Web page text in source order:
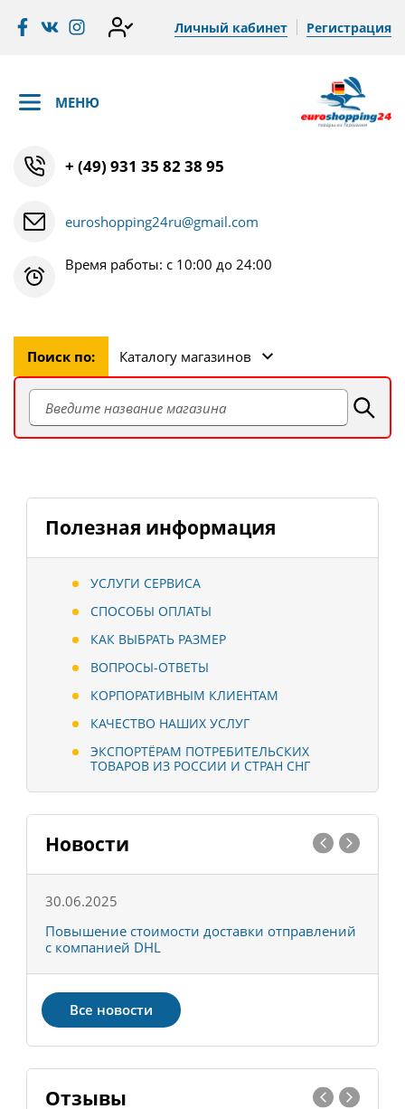
Личный кабинет Регистрация
МЕНЮ
+ (49) 931 35 82 38 95
euroshopping24ru@gmail.com
Время работы: с 10:00 до 24:00
Поиск по: Каталогу магазинов
Полезная информация
УСЛУГИ СЕРВИСА
СПОСОБЫ ОПЛАТЫ
КАК ВЫБРАТЬ РАЗМЕР
ВОПРОСЫ-ОТВЕТЫ
КОРПОРАТИВНЫМ КЛИЕНТАМ
КАЧЕСТВО НАШИХ УСЛУГ
ЭКСПОРТЁРАМ ПОТРЕБИТЕЛЬСКИХ
ТОВАРОВ ИЗ РОССИИ И СТРАН СНГ
Новости
30.06.2025
Повышение стоимости доставки отправлений
с компанией DHL
Все новости
Отзывы